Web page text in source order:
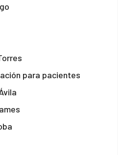
para pacientes